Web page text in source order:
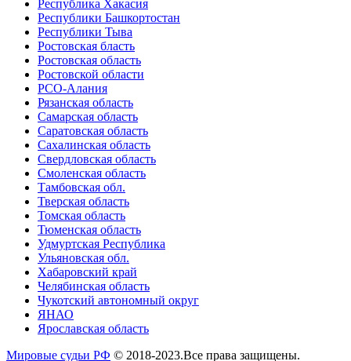
Республика Хакасия
Республики Башкортостан
Республики Тыва
Ростовская бласть
Ростовская область
Ростовской области
РСО-Алания
Рязанская область
Самарская область
Саратовская область
Сахалинская область
Свердловская область
Смоленская область
Тамбовская обл.
Тверская область
Томская область
Тюменская область
Удмуртская Республика
Ульяновская обл.
Хабаровский край
Челябинская область
Чукотский автономный округ
ЯНАО
Ярославская область
Мировые судьи РФ © 2018-2023.Все права защищены.